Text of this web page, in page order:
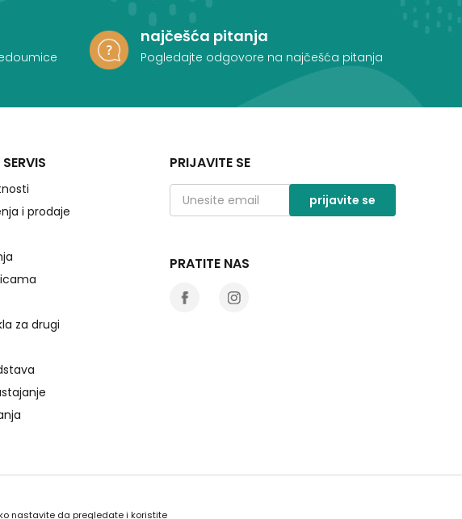
najčešća pitanja
Pogledajte odgovore na najčešća pitanja
i prodaje
za drugi
PRIJAVITE SE
prijavite se
PRATITE NAS
nastavite da pregledate i koristite